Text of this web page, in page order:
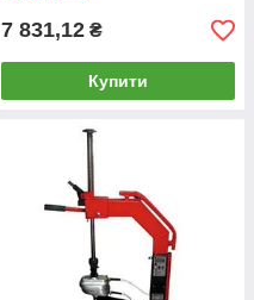
7 831,12 ₴
Купити